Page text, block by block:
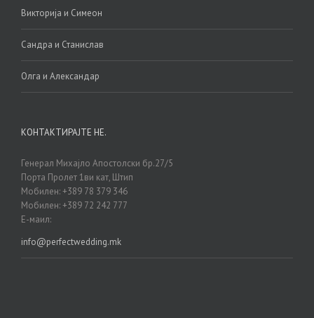
Викторија и Симеон
Сандра и Станислав
Олга и Александар
КОНТАКТИРАЈТЕ НЕ.
Генерал Михајло Апостолски бр.27/5
Порта Пролет 1ви кат, Штип
Мобилен: +389 78 379 346
Мобилен: +389 72 242 777
Е-маил:
info@perfectwedding.mk